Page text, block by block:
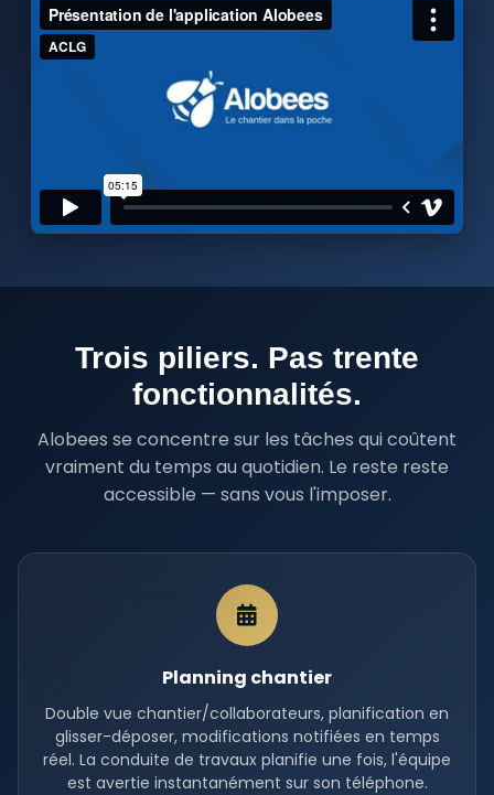
Trois piliers. Pas trente
fonctionnalités.
Alobees se concentre sur les tâches qui coûtent
vraiment du temps au quotidien. Le reste reste
accessible — sans vous l'imposer.
Planning chantier
Double vue chantier/collaborateurs, planification en
glisser-déposer, modifications notifiées en temps
réel. La conduite de travaux planifie une fois, l'équipe
est avertie instantanément sur son téléphone.